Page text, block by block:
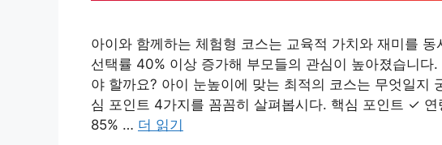
아이와 함께하는 체험형 코스는 교육적 가치와 재미를
선택률 40% 이상 증가해 부모들의 관심이 높아졌습니
야 할까요? 아이 눈높이에 맞는 최적의 코스는 무엇일지
심 포인트 4가지를 꼼꼼히 살펴봅시다. 핵심 포인트 ✓
85% … 더 읽기